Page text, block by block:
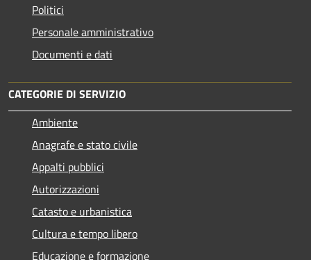
Politici
Personale amministrativo
Documenti e dati
CATEGORIE DI SERVIZIO
Ambiente
Anagrafe e stato civile
Appalti pubblici
Autorizzazioni
Catasto e urbanistica
Cultura e tempo libero
Educazione e formazione